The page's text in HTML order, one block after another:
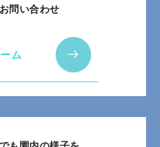
問い合わせ
ム